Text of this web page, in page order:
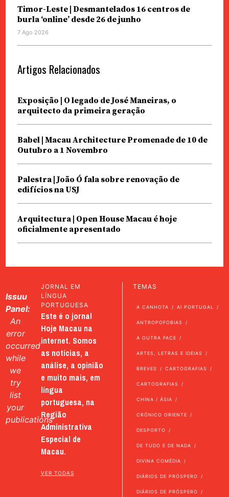
Timor-Leste | Desmantelados 16 centros de
burla ‘online’ desde 26 de junho
7 Ago 2026
Artigos Relacionados
Exposição | O legado de José Maneiras, o
arquitecto da primeira geração
Babel | Macau Architecture Promenade de 10 de
Outubro a 1 Novembro
Palestra | João Ó fala sobre renovação de
edifícios na USJ
Arquitectura | Open House Macau é hoje
oficialmente apresentado
Issuu
Panel:
An
error
occurred
while
we
try
list
your
publications
JORNAL EM
LÍNGUA
PORTUGUESA
Este é o jornal
Hoje Macau na
internet. Somos
as notícias, a
análise, a opinião
e muito mais, em
língua
portuguesa, na
Região
Administrativa
Especial de
Macau.
VER TODAS
TEMAS
A CANHOTA AI PORTUGAL
ANTROPOFOBIAS
A OUTRA FACE
ARTES, LETRAS E IDEIAS
BREVES CARTOGRAFIAS
CARTOGRAFIAS
CHINA / ÁSIA
CRÓNICO ORIENTE
DESPORTO
DE TUDO E DE NADA
DIVINA COMÉDIA
DIÁRIOS DE PRÓSPERO
DIÁRIOS DE PRÓSPERO